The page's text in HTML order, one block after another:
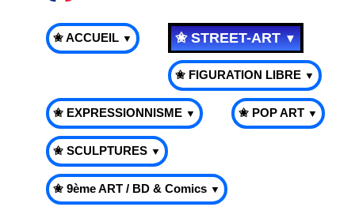
✬ ACCUEIL ▼ ✬ STREET-ART▼
✬ FIGURATION LIBRE ▼
✬ EXPRESSIONNISME ▼ ✬ POP ART ▼
✬ SCULPTURES ▼
✬ 9ème ART / BD & Comics ▼